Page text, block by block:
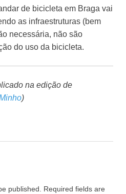
de bicicleta em Braga vai
as infraestruturas (bem
necessária, não são
do uso da bicicleta.
na edição de
)
published.
Required fields are